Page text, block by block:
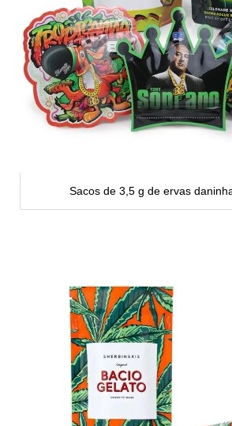
Sacos de 3,5 g de ervas